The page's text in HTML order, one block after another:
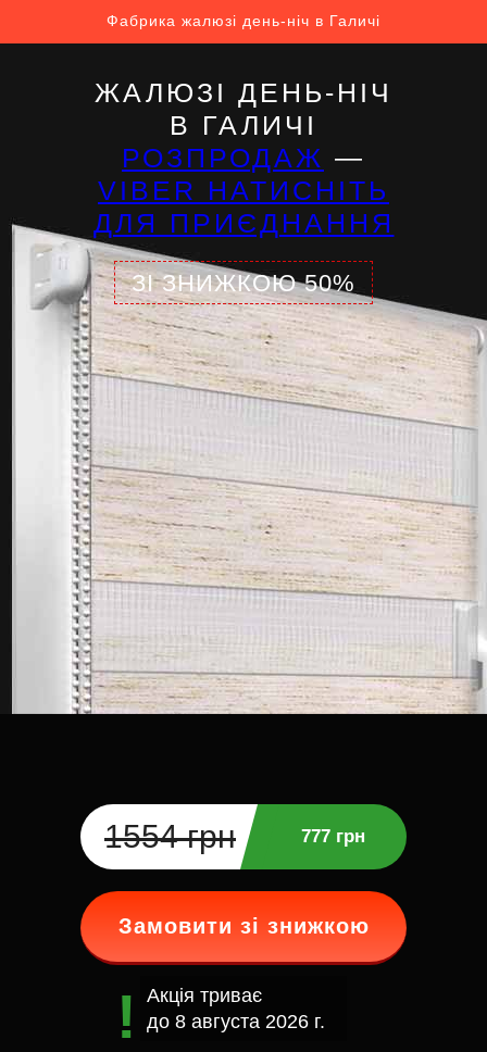
Фабрика жалюзі день-ніч в Галичі
ЖАЛЮЗІ ДЕНЬ-НІЧ
В ГАЛИЧІ
РОЗПРОДАЖ —
VIBER НАТИСНІТЬ
ДЛЯ ПРИЄДНАННЯ
ЗІ ЗНИЖКОЮ 50%
1554 грн 777 грн
Замовити зі знижкою
Акція триває
до 8 августа 2026 г.